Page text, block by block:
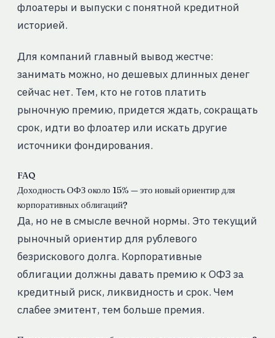
флоатеры и выпуски с понятной кредитной
историей.
Для компаний главный вывод жестче:
занимать можно, но дешевых длинных денег
сейчас нет. Тем, кто не готов платить
рыночную премию, придется ждать, сокращать
срок, идти во флоатер или искать другие
источники фондирования.
FAQ
Доходность ОФЗ около 15% — это новый ориентир для
корпоративных облигаций?
Да, но не в смысле вечной нормы. Это текущий
рыночный ориентир для рублевого
безрискового долга. Корпоративные
облигации должны давать премию к ОФЗ за
кредитный риск, ликвидность и срок. Чем
слабее эмитент, тем больше премия.